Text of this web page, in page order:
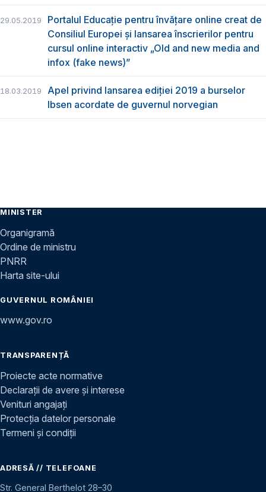
29.05.2019
Portalul Educație pentru învățare online creat de
Consiliul Europei și lansarea înscrierilor pentru
cursul online interactiv „Old and new media and
infox (fake news)”
18.03.2019
Apel privind lansarea ediției 2019 a burselor
Ibsen acordate de guvernul norvegian
MINISTER
Organigramă
Ordine de ministru
PNRR
Harta site-ului
GUVERNUL ROMÂNIEI
www.gov.ro
TRANSPARENȚĂ
Proiecte acte normative
Declarații de avere și interese
Venituri angajați
Protecția datelor personale
Termeni și condiții
ADRESĂ // TELEFOANE
Str. General Berthelot 28–30